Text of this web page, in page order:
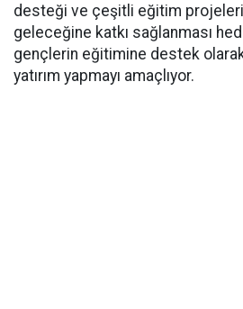
desteği ve çeşitli eğitim
geleceğine katkı sağlanması
gençlerin eğitimine destek
yatırım yapmayı amaçlıyor.